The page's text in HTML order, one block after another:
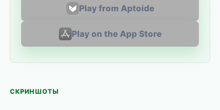
Play from Aptoide
Play on the App Store
СКРИНШОТЫ